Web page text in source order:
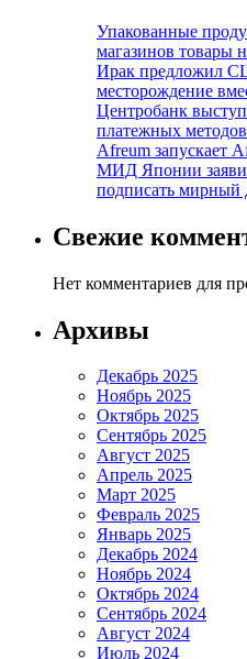
Упакованные
магазинов товары
Ирак предложил
месторождение
Центробанк
платежных
Afreum запускает
МИД Японии
подписать мирный
Свежие
Нет комментариев для
Архивы
Декабрь 2025
Ноябрь 2025
Октябрь 2025
Сентябрь 2025
Август 2025
Апрель 2025
Март 2025
Февраль 2025
Январь 2025
Декабрь 2024
Ноябрь 2024
Октябрь 2024
Сентябрь 2024
Август 2024
Июль 2024